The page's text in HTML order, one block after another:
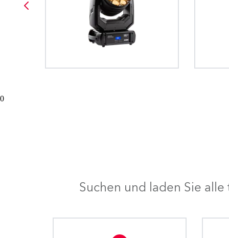
0
Suchen und laden Sie